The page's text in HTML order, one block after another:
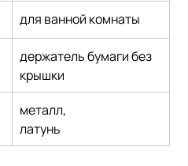
для ванной комнаты
держатель бумаги без
крышки
металл,
латунь